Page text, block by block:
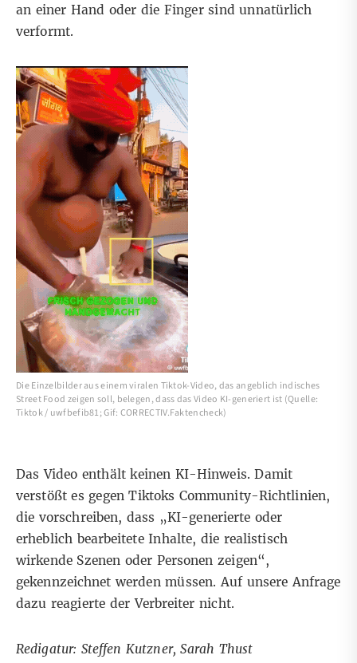
an einer Hand oder die Finger sind unnatürlich
verformt.
Die Einzelbilder aus einem viralen Tiktok-Video, das angeblich indisches
Street Food zeigen soll, belegen, dass das Video KI-generiert ist (Quelle:
Tiktok / uwfbefib81; Gif: CORRECTIV.Faktencheck)
Das Video enthält keinen KI-Hinweis. Damit
verstößt es gegenTiktoks Community-Richtlinien,
die vorschreiben, dass „KI-generierte oder
erheblich bearbeitete Inhalte, die realistisch
wirkende Szenen oder Personen zeigen“,
gekennzeichnet werden müssen.Auf unsere Anfrage
dazu reagierte der Verbreiter nicht.
Redigatur: Steffen Kutzner, Sarah Thust